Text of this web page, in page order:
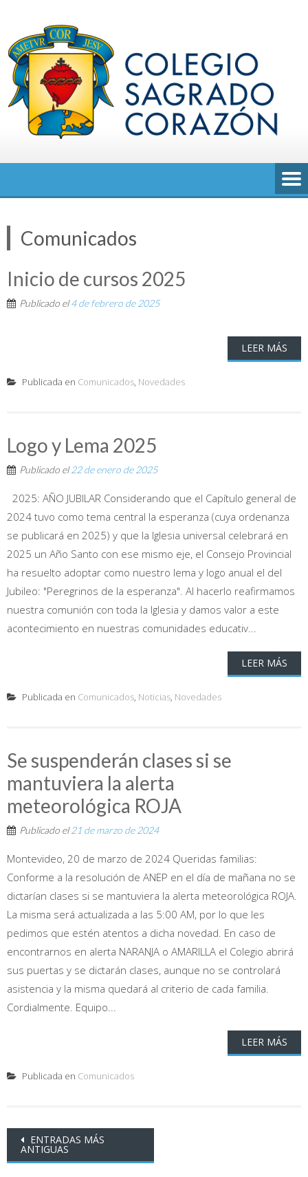
contenido
Comunicados
Inicio de cursos 2025
Publicado el4 de febrero de 2025
LEER MÁS
Publicada en Comunicados, Novedades
Logo y Lema 2025
Publicado el22 de enero de 2025
2025: AÑO JUBILAR Considerando que el Capítulo general de
2024 tuvo como tema central la esperanza (cuya ordenanza
se publicará en 2025) y que la Iglesia universal celebrará en
2025 un Año Santo con ese mismo eje, el Consejo Provincial
ha resuelto adoptar como nuestro lema y logo anual el del
Jubileo: "Peregrinos de la esperanza". Al hacerlo reafirmamos
nuestra comunión con toda la Iglesia y damos valor a este
acontecimiento en nuestras comunidades educativ...
LEER MÁS
Publicada en Comunicados, Noticias, Novedades
Se suspenderán clases si se
mantuviera la alerta
meteorológica ROJA
Publicado el21 de marzo de 2024
Montevideo, 20 de marzo de 2024 Queridas familias:
Conforme a la resolución de ANEP en el día de mañana no se
dictarían clases si se mantuviera la alerta meteorológica ROJA.
La misma será actualizada a las 5:00 AM, por lo que les
pedimos que estén atentos a dicha novedad. En caso de
encontrarnos en alerta NARANJA o AMARILLA el Colegio abrirá
sus puertas y se dictarán clases, aunque no se controlará
asistencia y la misma quedará al criterio de cada familia.
Cordialmente. Equipo...
LEER MÁS
Publicada en Comunicados
a
ENTRADAS MÁS
ANTIGUAS